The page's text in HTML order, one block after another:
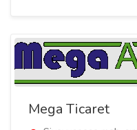
Mega Ticaret